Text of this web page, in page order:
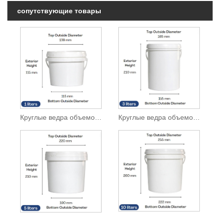
сопутствующие товары
Круглые ведра объемом 1 л